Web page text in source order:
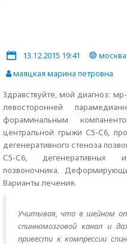
13.12.2015 19:41
москва
маяцкая марина петровна
Здравствуйте, мой диагноз:
левосторонней
фораминальным
центральной грыжи С5-С6,
дегенеративного стеноза
С5-С6, дегенеративных
позвоночника.
Варианты лечения.
Учитывая, что в шейном
спинномозговой канал и
привести к компрессии